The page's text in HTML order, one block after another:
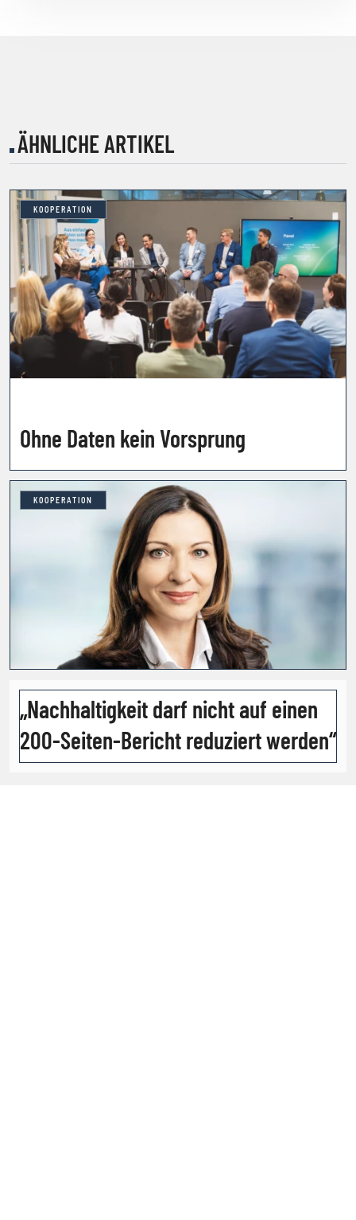
ÄHNLICHE ARTIKEL
KOOPERATION
Ohne Daten kein Vorsprung
KOOPERATION
„Nachhaltigkeit darf nicht auf einen
200-Seiten-Bericht reduziert werden“